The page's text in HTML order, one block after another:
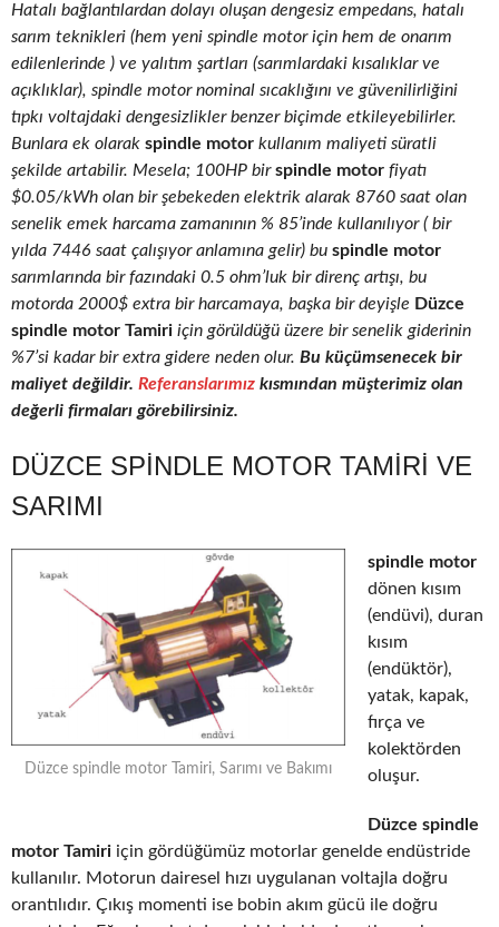
Hatalı bağlantılardan dolayı oluşan dengesiz empedans, hatalı
sarım teknikleri (hem yeni spindle motor için hem de onarım
edilenlerinde ) ve yalıtım şartları (sarımlardaki kısalıklar ve
açıklıklar), spindle motor nominal sıcaklığını ve güvenilirliğini
tıpkı voltajdaki dengesizlikler benzer biçimde etkileyebilirler.
Bunlara ek olarak spindle motor kullanım maliyeti süratli
şekilde artabilir. Mesela; 100HP birspindle motor fiyatı
$0.05/kWh olan bir şebekeden elektrik alarak 8760 saat olan
senelik emek harcama zamanının % 85’inde kullanılıyor ( bir
yılda 7446 saat çalışıyor anlamına gelir) bu spindle motor
sarımlarında bir fazındaki 0.5 ohm’luk bir direnç artışı, bu
motorda 2000$ extra bir harcamaya, başka bir deyişle Düzce
spindle motor Tamiri için görüldüğü üzere bir senelik giderinin
%7’si kadar bir extra gidere neden olur. Bu küçümsenecek bir
maliyet değildir. Referanslarımız kısmından müşterimiz olan
değerli firmaları görebilirsiniz.
DÜZCE SPINDLE MOTOR TAMIRI VE
SARIMI
Düzce spindle motor Tamiri, Sarımı ve Bakımı
spindle motor
dönen kısım
(endüvi), duran
kısım
(endüktör),
yatak, kapak,
fırça ve
kolektörden
oluşur.
Düzce spindle
motor Tamiri için gördüğümüz motorlar genelde endüstride
kullanılır. Motorun dairesel hızı uygulanan voltajla doğru
orantılıdır. Çıkış momenti ise bobin akım gücü ile doğru